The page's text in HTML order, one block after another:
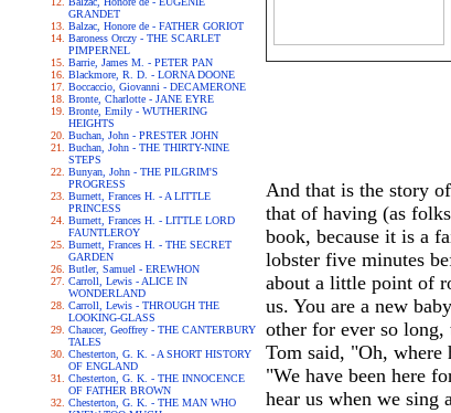
GRANDET
Balzac, Honore de - FATHER GORIOT
Baroness Orczy - THE SCARLET
PIMPERNEL
Barrie, James M. - PETER PAN
Blackmore, R. D. - LORNA DOONE
Boccaccio, Giovanni - DECAMERONE
Bronte, Charlotte - JANE EYRE
Bronte, Emily - WUTHERING
HEIGHTS
Buchan, John - PRESTER JOHN
Buchan, John - THE THIRTY-NINE
STEPS
Bunyan, John - THE PILGRIM'S
PROGRESS
Burnett, Frances H. - A LITTLE
PRINCESS
Burnett, Frances H. - LITTLE LORD
FAUNTLEROY
Burnett, Frances H. - THE SECRET
GARDEN
Butler, Samuel - EREWHON
Carroll, Lewis - ALICE IN
WONDERLAND
Carroll, Lewis - THROUGH THE
LOOKING-GLASS
Chaucer, Geoffrey - THE CANTERBURY
TALES
Chesterton, G. K. - A SHORT HISTORY
OF ENGLAND
Chesterton, G. K. - THE INNOCENCE
OF FATHER BROWN
Chesterton, G. K. - THE MAN WHO
And that is the story
that of having (as
book, because it is a
lobster five minutes
about a little point of
us. You are a new
other for ever so
Tom said, "Oh, where
"We have been here
hear us when we sing